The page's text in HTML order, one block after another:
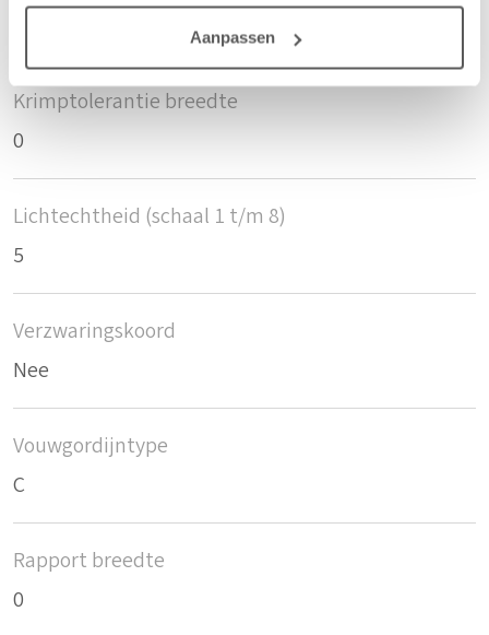
Aanpassen
Krimptolerantie breedte
0
Lichtechtheid (schaal 1 t/m 8)
5
Verzwaringskoord
Nee
Vouwgordijntype
C
Rapport breedte
0